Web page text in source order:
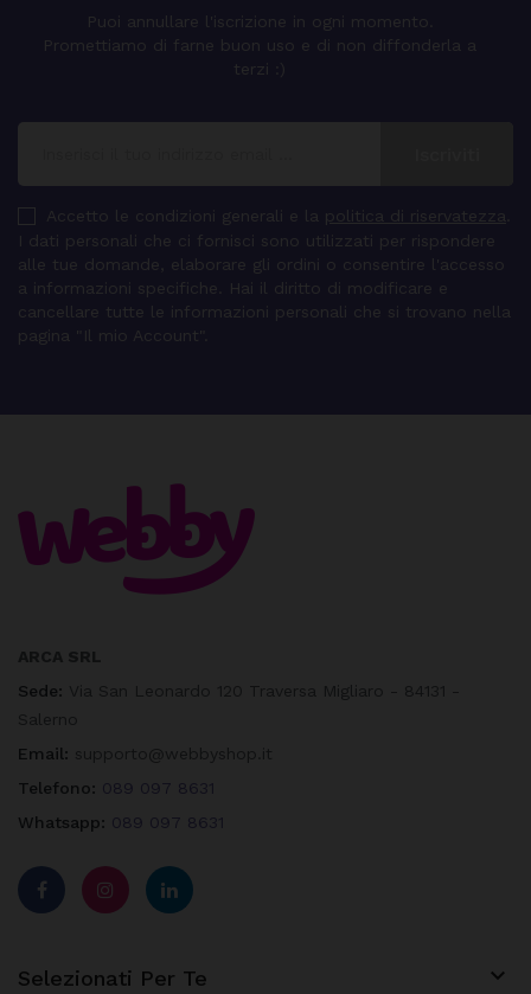
Puoi annullare l'iscrizione in ogni momento.
Promettiamo di farne buon uso e di non diffonderla a
terzi :)
Accetto le condizioni generali e la politica di riservatezza
I dati personali che ci fornisci sono utilizzati per rispondere
alle tue domande, elaborare gli ordini o consentire l'accesso
a informazioni specifiche. Hai il diritto di modificare e
cancellare tutte le informazioni personali che si trovano nella
pagina "Il mio Account".
Sede:
Email:
Telefono: 089 097 8631
Whatsapp: 089 097 8631
Selezionati Per Te 